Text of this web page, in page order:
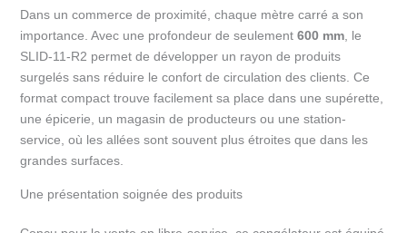
Dans un commerce de proximité, chaque mètre carré a son
importance. Avec une profondeur de seulement 600 mm, le
SLID-11-R2 permet de développer un rayon de produits
surgelés sans réduire le confort de circulation des clients. Ce
format compact trouve facilement sa place dans une supérette,
une épicerie, un magasin de producteurs ou une station-
service, où les allées sont souvent plus étroites que dans les
grandes surfaces.
Une présentation soignée des produits